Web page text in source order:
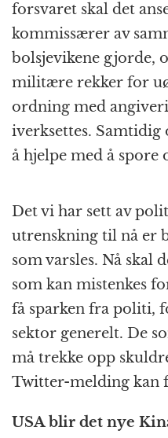
forsvaret skal det
kommissærer av
bolsjevikene gjorde,
militære rekker for
ordning med
iverksettes.
å hjelpe med å spore
Det vi har sett av
utrenskning til nå er
som varsles. Nå skal
som kan mistenkes
få sparken fra politi,
sektor generelt. De
må trekke opp
Twitter-melding kan
USA blir det nye